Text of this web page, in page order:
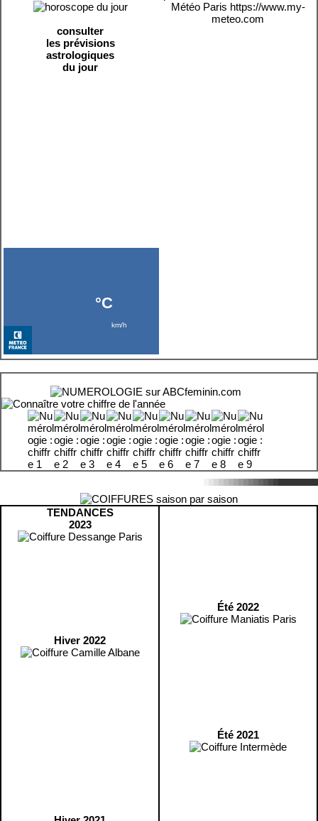
consulter
les prévisions
astrologiques
du jour
Météo Paris https://www.my-
meteo.com
TENDANCES
2023
Hiver 2022
Été 2022
Été 2021